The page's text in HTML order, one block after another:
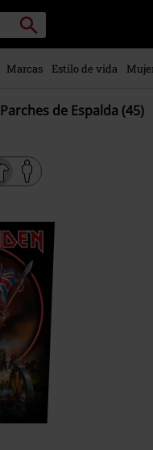
Buscar
Marcas Estilo de vida
Parches de Espalda (45)